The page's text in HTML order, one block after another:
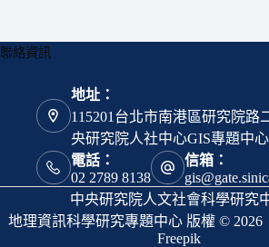
聯絡資訊
地址：
115201台北市南港區研究院路
央研究院人社中心GIS專題中心
電話：
02 2789 8138
信箱：
中央研究院人文社會科學研究
地理資訊科學研究專題中心 版權 © 2026
Freepik